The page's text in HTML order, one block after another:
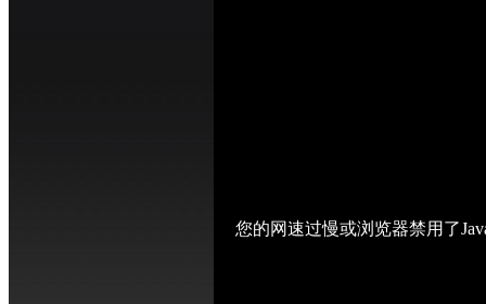
您的网速过慢或浏览器禁用了